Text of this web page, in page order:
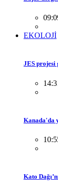
EKOLOJİ
JES projesi
Kanada'da
Kato